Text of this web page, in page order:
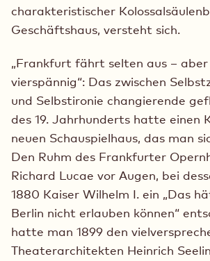
charakteristischer
Geschäftshaus, versteht sich.
„Frankfurt fährt selten aus – aber
vierspännig“: Das zwischen
und Selbstironie changierende
des 19. Jahrhunderts hatte einen
neuen Schauspielhaus, das man
Den Ruhm des Frankfurter
Richard Lucae vor Augen, bei
1880 Kaiser Wilhelm I. ein „Das
Berlin nicht erlauben können“
hatte man 1899 den
Theaterarchitekten Heinrich